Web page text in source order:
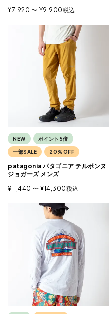
¥7,920 〜 ¥9,900税込
NEW ポイント5倍
一部SALE 20%OFF
patagonia パタゴニア テルボンヌ
ジョガーズ メンズ
¥11,440 〜 ¥14,300税込